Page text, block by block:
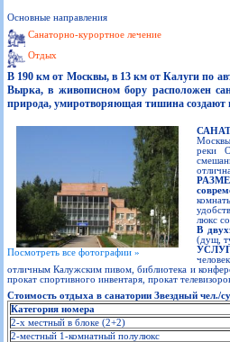
Основные направления
Санаторно-курортное лечение
Отдых
В 190 км от Москвы, в 13 км от Калуги по
Вырка, в живописном бору расположен
природа, умиротворяющая тишина
Посмотреть все фотографии »
реки
люкс
В
(дущ,
отличным Калужским пивом, библиотека и
прокат спортивного инвентаря, прокат
Стоимоcть отдыха в санатории Звездный чел./
Категория номера
2-х местный в блоке (2+2)
2-местный 1-комнатный полулюкс